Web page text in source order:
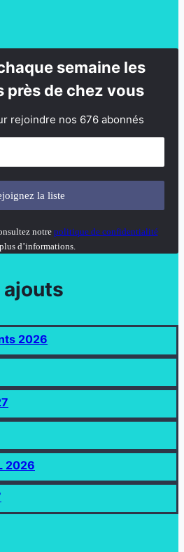
semaine les
près de chez vous
rejoindre nos 676 abonnés
notre politique de confidentialité
d’informations.
2026
2026